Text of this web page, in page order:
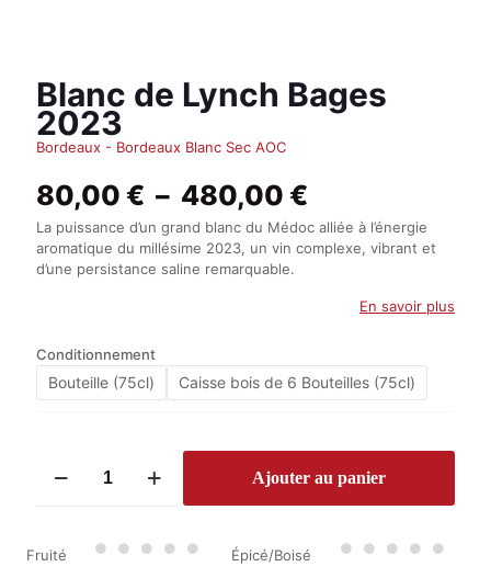
Blanc de Lynch Bages
2023
Bordeaux - Bordeaux Blanc Sec AOC
80,00 € – 480,00 €
de
prix :
80,00 €
480,00 €
La puissance d’un grand blanc du Médoc alliée à l’énergie
aromatique du millésime 2023, un vin complexe, vibrant et
d’une persistance saline remarquable.
En savoir plus
Conditionnement
Bouteille (75cl) Caisse bois de 6 Bouteilles (75cl)
Bages
Ajouter au panier
Fruité Épicé/Boisé